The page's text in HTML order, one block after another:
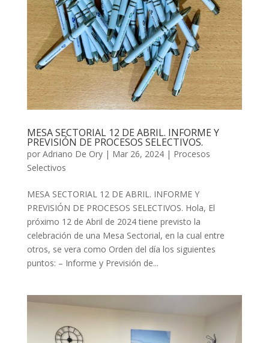
MESA SECTORIAL 12 DE ABRIL. INFORME Y
PREVISIÓN DE PROCESOS SELECTIVOS.
por Adriano De Ory| Mar 26, 2024| Procesos
Selectivos
MESA SECTORIAL 12 DE ABRIL. INFORME Y
PREVISIÓN DE PROCESOS SELECTIVOS. Hola, El
próximo 12 de Abril de 2024 tiene previsto la
celebración de una Mesa Sectorial, en la cual entre
otros, se vera como Orden del día los siguientes
puntos: – Informe y Previsión de...